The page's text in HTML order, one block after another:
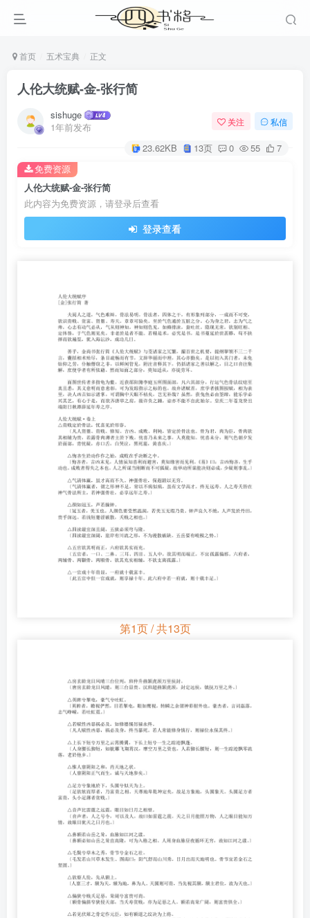
首页 五术宝典 正文
人伦大统赋-金-张行简
sishuge
1年前发布
关注 私信
23.62KB 13页 0 55 7
人伦大统赋-金-张行简
此内容为免费资源，请登录后查看
登录查看
免费资源
第1页 / 共13页